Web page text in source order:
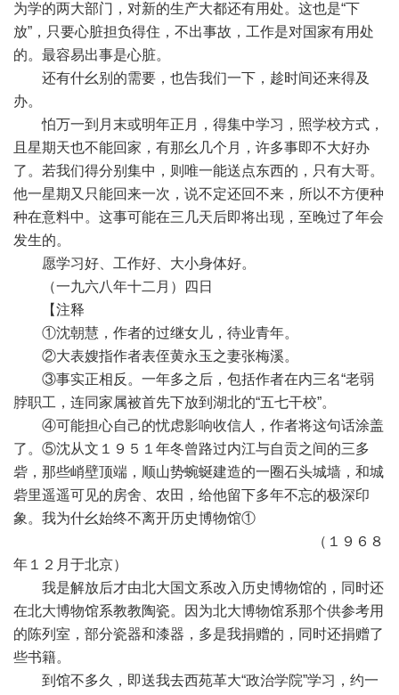
为学的两大部门，对新的生产大都还有用处。这也是“下
放”，只要心脏担负得住，不出事故，工作是对国家有用处
的。最容易出事是心脏。
还有什幺别的需要，也告我们一下，趁时间还来得及
办。
怕万一到月末或明年正月，得集中学习，照学校方式，
且星期天也不能回家，有那幺几个月，许多事即不大好办
了。若我们得分别集中，则唯一能送点东西的，只有大哥。
他一星期又只能回来一次，说不定还回不来，所以不方便种
种在意料中。这事可能在三几天后即将出现，至晚过了年会
发生的。
愿学习好、工作好、大小身体好。
（一九六八年十二月）四日
【注释
①沈朝慧，作者的过继女儿，待业青年。
②大表嫂指作者表侄黄永玉之妻张梅溪。
③事实正相反。一年多之后，包括作者在内三名“老弱
脖职工，连同家属被首先下放到湖北的“五七干校”。
④可能担心自己的忧虑影响收信人，作者将这句话涂盖
了。⑤沈从文１９５１年冬曾路过内江与自贡之间的三多
砦，那些峭壁顶端，顺山势蜿蜒建造的一圈石头城墙，和城
砦里遥遥可见的房舍、农田，给他留下多年不忘的极深印
象。我为什幺始终不离开历史博物馆①
（１９６８
年１２月于北京）
我是解放后才由北大国文系改入历史博物馆的，同时还
在北大博物馆系教教陶瓷。因为北大博物馆系那个供参考用
的陈列室，部分瓷器和漆器，多是我捐赠的，同时还捐赠了
些书籍。
到馆不多久，即送我去西苑革大“政治学院”学习，约一